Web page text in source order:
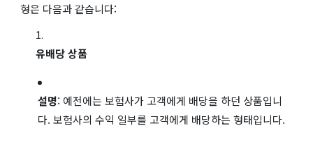
형은 다음과 같습니다:
유배당 상품
설명: 예전에는 보험사가 고객에게 배당을 하던 상품입니
다. 보험사의 수익 일부를 고객에게 배당하는 형태입니다.